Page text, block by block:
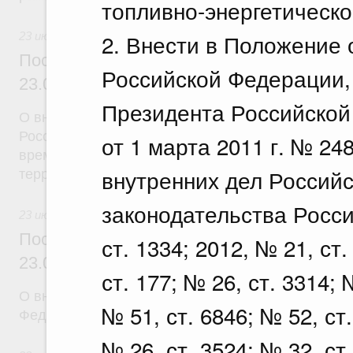
топливно-
2. Внести в Положение
Российской
Президента
от 1 марта 2011 г. №
внутренних дел
законодательства
ст. 1334; 2012, № 21,
ст. 177; № 26, ст. 3314;
№ 51, ст. 6846; № 52,
Постановление Правительства
23.07.2026 г. № 926
О внесении на ратификацию Соглашения между
Российской Федерации и Правительством
временной трудовой деятельности граждан
территории другого государства
Постановление Правительства
23.07.2026 г. № 928
О внесении изменений в постановление
Федерации от 20 июля 2011 г. № 590